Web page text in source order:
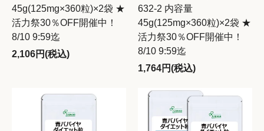
45g(125mg×360粒)×2袋 ★
活力祭30％OFF開催中！
8/10 9:59迄
2,106円(税込)
632-2 内容量
45g(125mg×360粒)×2袋 ★
活力祭30％OFF開催中！
8/10 9:59迄
1,764円(税込)